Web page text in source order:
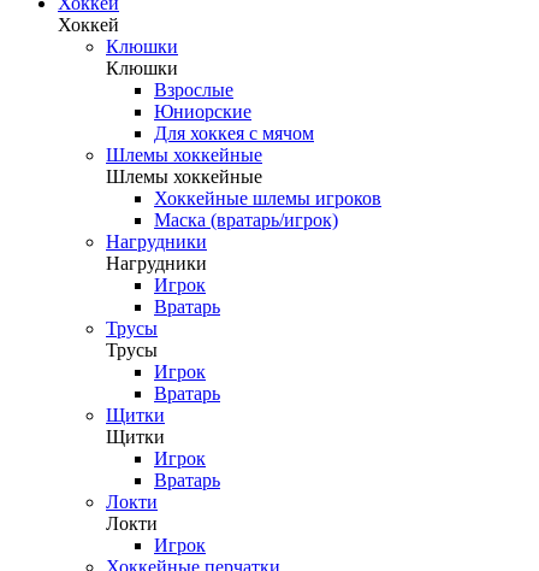
Хоккей
Клюшки
Клюшки
Взрослые
Юниорские
Для хоккея с мячом
Шлемы хоккейные
Шлемы хоккейные
Хоккейные шлемы игроков
Маска (вратарь/игрок)
Нагрудники
Нагрудники
Игрок
Вратарь
Трусы
Трусы
Игрок
Вратарь
Щитки
Щитки
Игрок
Вратарь
Локти
Локти
Игрок
Хоккейные перчатки